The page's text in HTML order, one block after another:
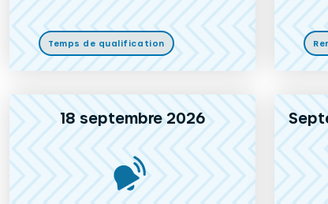
Temps de qualification
18 septembre 2026